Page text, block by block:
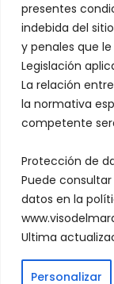
presentes
indebida del
y penales que
Legislación
La relación entre
la normativa
competente
Protección de
Puede
datos en la
Ultima
Personalizar
AVISO LEGAL
© 2026.